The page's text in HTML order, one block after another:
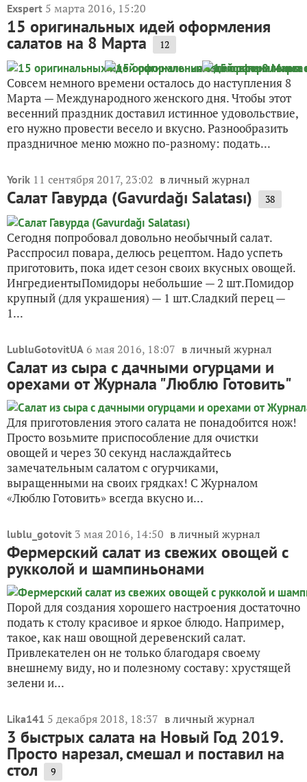
Exspert 5 марта 2016, 15:20
15 оригинальных идей оформления
салатов на 8 Марта 12
Совсем немного времени осталось до наступления 8
Марта — Международного женского дня. Чтобы этот
весенний праздник доставил истинное удовольствие,
его нужно провести весело и вкусно. Разнообразить
праздничное меню можно по-разному: подать...
Yorik 11 сентября 2017, 23:02 в личный журнал
Салат Гавурда (Gavurdağı Salatası) 38
Сегодня попробовал довольно необычный салат.
Расспросил повара, делюсь рецептом. Надо успеть
приготовить, пока идет сезон своих вкусных овощей.
ИнгредиентыПомидоры небольшие — 2 шт.Помидор
крупный (для украшения) — 1 шт.Сладкий перец —
1...
LubluGotovitUA 6 мая 2016, 18:07 в личный журнал
Салат из сыра с дачными огурцами и
орехами от Журнала "Люблю Готовить"
Для приготовления этого салата не понадобится нож!
Просто возьмите приспособление для очистки
овощей и через 30 секунд наслаждайтесь
замечательным салатом с огурчиками,
выращенными на своих грядках! С Журналом
«Люблю Готовить» всегда вкусно и...
lublu_gotovit 3 мая 2016, 14:50 в личный журнал
Фермерский салат из свежих овощей с
рукколой и шампиньонами
Порой для создания хорошего настроения достаточно
подать к столу красивое и яркое блюдо. Например,
такое, как наш овощной деревенский салат.
Привлекателен он не только благодаря своему
внешнему виду, но и полезному составу: хрустящей
зелени и...
Lika141 5 декабря 2018, 18:37 в личный журнал
3 быстрых салата на Новый Год 2019.
Просто нарезал, смешал и поставил на
стол 9